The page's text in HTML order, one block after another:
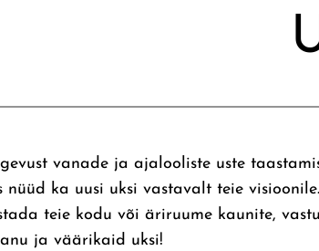
vanade ja ajalooliste uste
nüüd ka uusi uksi vastavalt teie visioonile.
teie kodu või äriruume kaunite,
ja väärikaid uksi!